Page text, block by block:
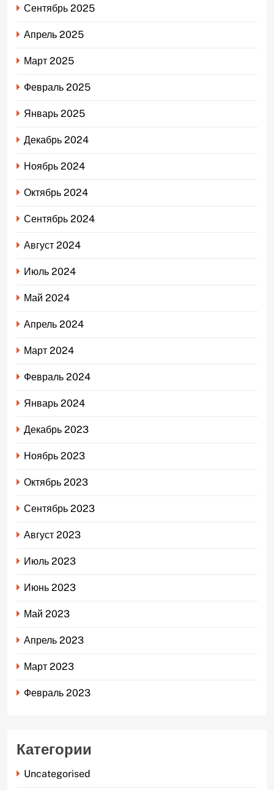
Сентябрь 2025
Апрель 2025
Март 2025
Февраль 2025
Январь 2025
Декабрь 2024
Ноябрь 2024
Октябрь 2024
Сентябрь 2024
Август 2024
Июль 2024
Май 2024
Апрель 2024
Март 2024
Февраль 2024
Январь 2024
Декабрь 2023
Ноябрь 2023
Октябрь 2023
Сентябрь 2023
Август 2023
Июль 2023
Июнь 2023
Май 2023
Апрель 2023
Март 2023
Февраль 2023
Категории
Uncategorised